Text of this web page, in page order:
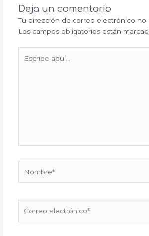
Deja un comentario
Tu dirección de correo electrónico no
Los campos obligatorios están
aquí...
electrónico*